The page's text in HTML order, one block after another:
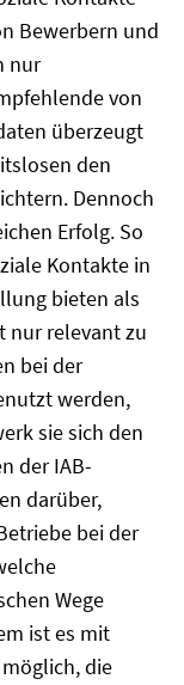
Bewerbern und
nur
von
überzeugt
den
Dennoch
Erfolg. So
Kontakte in
bieten als
nur relevant zu
bei der
werden,
sie sich den
der IAB-
darüber,
bei der
Wege
ist es mit
die